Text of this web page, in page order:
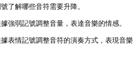
號了解哪些音符需要升降。
據強弱記號調整音量，表達音樂的情感。
據表情記號調整音符的演奏方式，表現音樂